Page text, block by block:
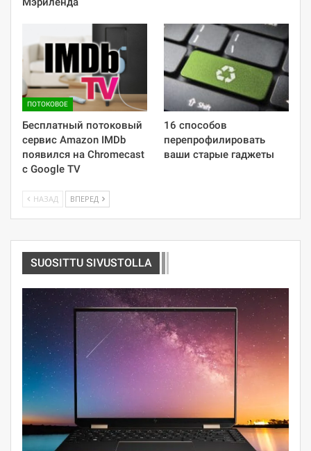
ПОТОКОВОЕ
Бесплатный потоковый
сервис Amazon IMDb
появился на Chromecast
с Google TV
16 способов
перепрофилировать
ваши старые гаджеты
НАЗАД ВПЕРЕД
SUOSITTU SIVUSTOLLA